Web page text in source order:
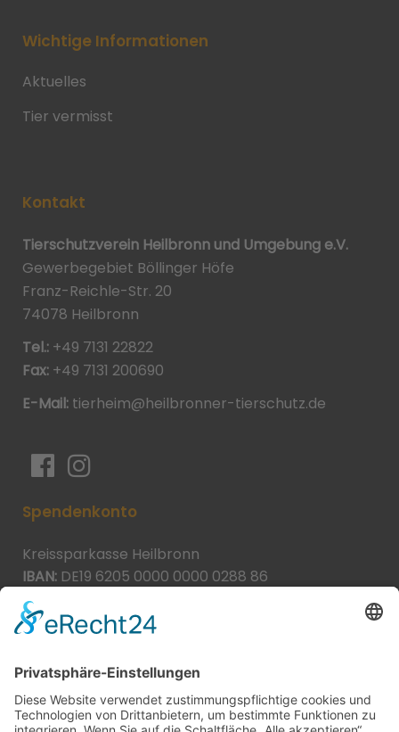
Wichtige Informationen
Aktuelles
Tier vermisst
Kontakt
Tierschutzverein Heilbronn und Umgebung e.V.
Gewerbegebiet Böllinger Höfe
Franz-Reichle-Str. 20
74078 Heilbronn
Tel.: +49 7131 22822
Fax: +49 7131 200690
E-Mail: tierheim@heilbronner-tierschutz.de
Spendenkonto
Kreissparkasse Heilbronn
IBAN: DE19 6205 0000 0000 0288 86
BIC:
Spende direkt via PayPal
JETZT SPENDEN